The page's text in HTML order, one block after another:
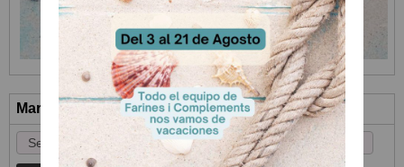
Marcas